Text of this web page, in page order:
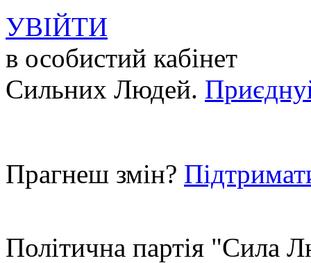
УВІЙТИ
в особистий кабінет
Сильних Людей.
Прагнеш змін?
Політична партія "Сила